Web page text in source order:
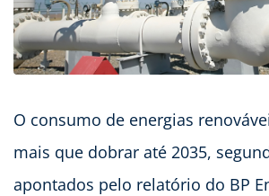
O consumo de energias
mais que dobrar até 2035,
apontados pelo relatório do BP